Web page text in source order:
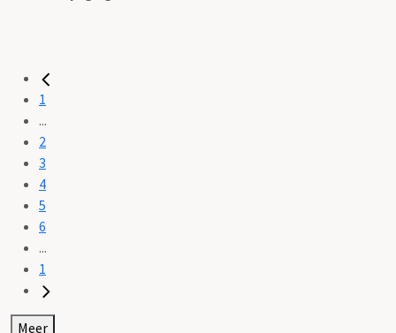
1
...
2
3
4
5
6
...
1
Meer